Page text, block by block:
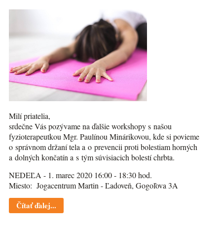
Milí priatelia,
srdečne Vás pozývame na ďalšie workshopy s našou
fyzioterapeutkou Mgr. Paulínou Minárikovou, kde si povieme
o správnom držaní tela a o prevencii proti bolestiam horných
a dolných končatín a s tým súvisiacich bolestí chrbta.
NEDEĽA - 1. marec 2020 16:00 - 18:30 hod.
Miesto: Jogacentrum Martin - Ľadoveň, Gogoľova 3A
Čítať ďalej...